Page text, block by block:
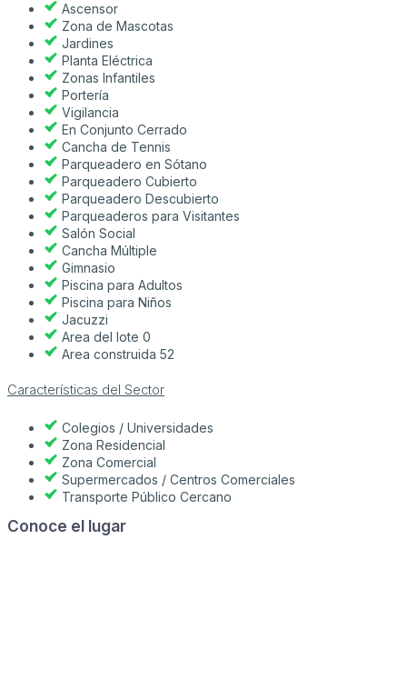
Ascensor
Zona de Mascotas
Jardines
Planta Eléctrica
Zonas Infantiles
Portería
Vigilancia
En Conjunto Cerrado
Cancha de Tennis
Parqueadero en Sótano
Parqueadero Cubierto
Parqueadero Descubierto
Parqueaderos para Visitantes
Salón Social
Cancha Múltiple
Gimnasio
Piscina para Adultos
Piscina para Niños
Jacuzzi
Area del lote 0
Area construida 52
Características del Sector
Colegios / Universidades
Zona Residencial
Zona Comercial
Supermercados / Centros Comerciales
Transporte Público Cercano
Conoce el lugar